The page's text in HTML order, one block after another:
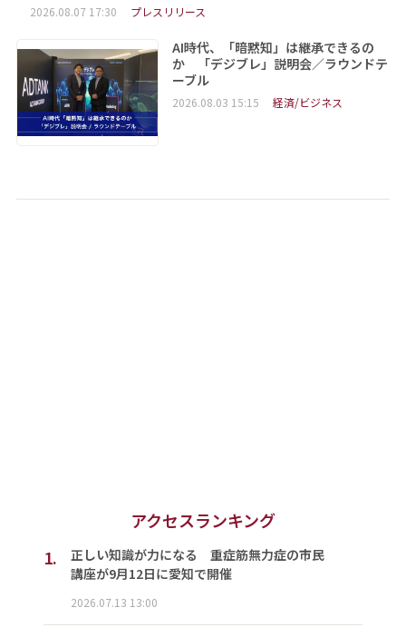
2026.08.07 17:30 プレスリリース
AI時代、「暗黙知」は継承できるの
か 「デジブレ」説明会／ラウンドテ
ーブル
2026.08.03 15:15 経済/ビジネス
アクセスランキング
1.
正しい知識が力になる 重症筋無力症の市民
講座が9月12日に愛知で開催
2026.07.13 13:00